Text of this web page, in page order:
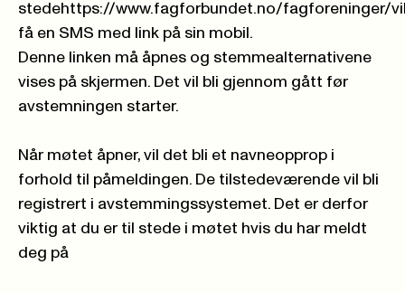
stedehttps://www.fagforbundet.no/fagforeninger/
få en SMS med link på sin mobil.
Denne linken må åpnes og stemmealternativene
vises på skjermen. Det vil bli gjennom gått før
avstemningen starter.
Når møtet åpner, vil det bli et navneopprop i
forhold til påmeldingen. De tilstedeværende vil bli
registrert i avstemmingssystemet. Det er derfor
viktig at du er til stede i møtet hvis du har meldt
deg på